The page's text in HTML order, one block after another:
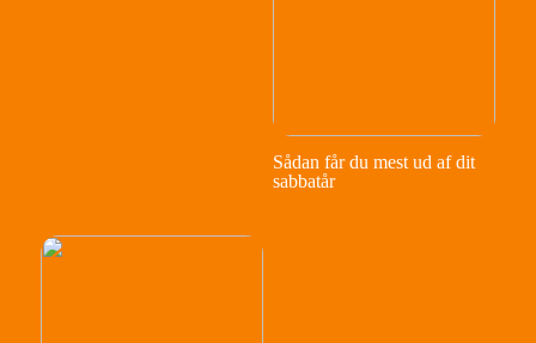
Sådan får du mest ud af dit
sabbatår